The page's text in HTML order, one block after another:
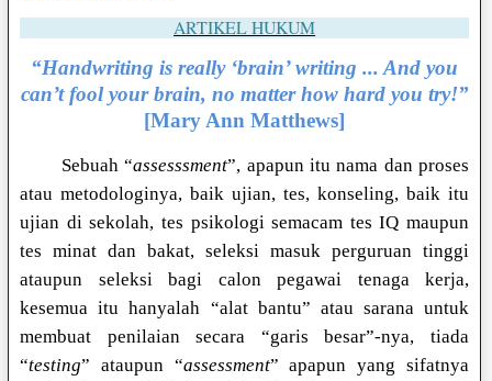
ARTIKEL HUKUM
“Handwriting is really ‘brain’ writing ... And you
can’t fool your brain, no matter how hard you try!”
[Mary Ann Matthews]
Sebuah “assesssment”, apapun itu nama dan proses
atau metodologinya, baik ujian, tes, konseling, baik itu
ujian di sekolah, tes psikologi semacam tes IQ maupun
tes minat dan bakat, seleksi masuk perguruan tinggi
ataupun seleksi bagi calon pegawai tenaga kerja,
kesemua itu hanyalah “alat bantu” atau sarana untuk
membuat penilaian secara “garis besar”-nya, tiada
“testing” ataupun “assessment” apapun yang sifatnya